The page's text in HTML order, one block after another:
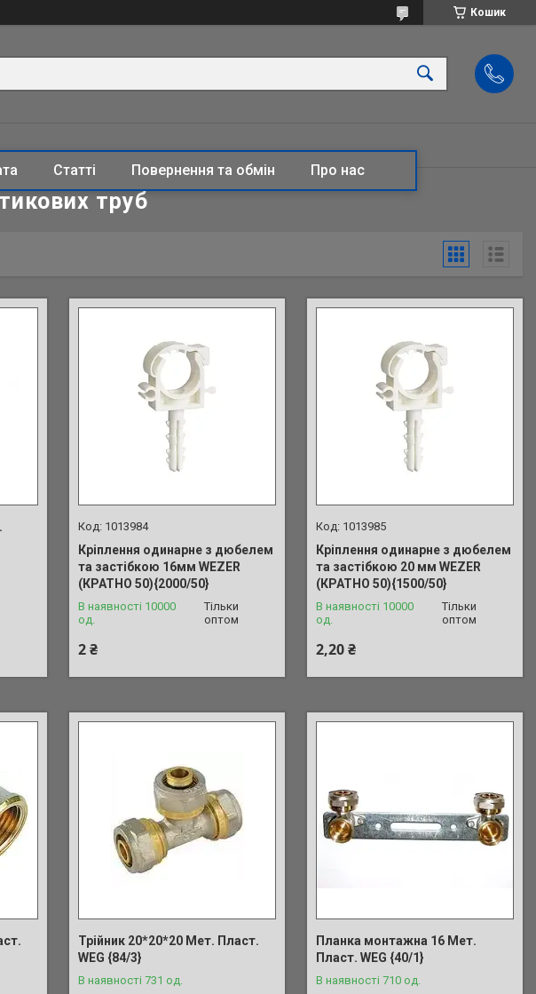
Кошик
Статті Повернення та обмін Про нас
труб
1013984
Кріплення одинарне з дюбелем
та застібкою 16мм WEZER
(КРАТНО 50){2000/50}
В наявності 10000
од.
Тільки
оптом
2 ₴
1013985
Кріплення одинарне з дюбелем
та застібкою 20 мм WEZER
(КРАТНО 50){1500/50}
В наявності 10000
од.
Тільки
оптом
2,20 ₴
Трійник 20*20*20 Мет. Пласт.
WEG {84/3}
В наявності 731 од.
Планка монтажна 16 Мет.
Пласт. WEG {40/1}
В наявності 710 од.